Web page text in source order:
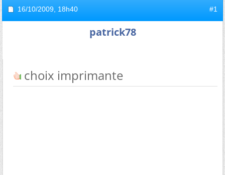
16/10/2009, 18h40 #1
patrick78
choix imprimante